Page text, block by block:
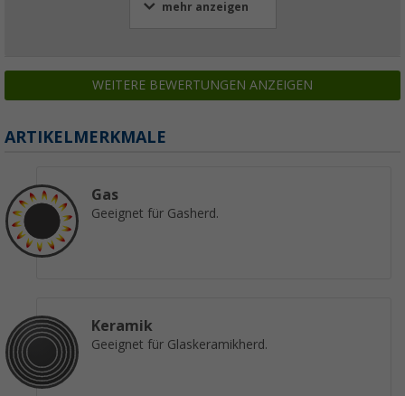
mehr anzeigen
WEITERE BEWERTUNGEN ANZEIGEN
ARTIKELMERKMALE
Gas
Geeignet für Gasherd.
Keramik
Geeignet für Glaskeramikherd.